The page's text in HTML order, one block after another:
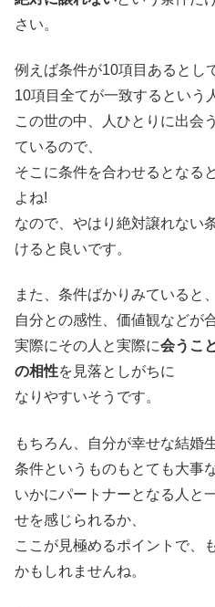
さい。
例えば条件が10項目あるとし
10項目全てが一致するという
この世の中、人ひとりに出会
ているので、
そこに条件を合わせるとなる
よね!
なので、やはり絶対譲れない
けると良いです。
また、条件ばかりみていると、
自分との感性、価値観などが
実際にその人と実際に会うこ
の相性を見落としがちに
なりやすいそうです。
もちろん、自分が幸せな結婚
条件というものもとても大事
いかにパートナーとなる人と
せを感じられるか、
ここが見極めるポイントで、
かもしれませんね。